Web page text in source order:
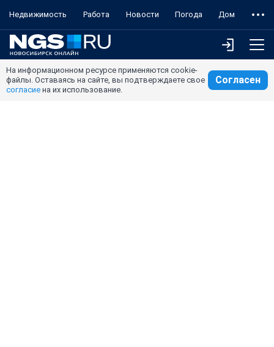
Недвижимость Работа Новости Погода Дом
На информационном ресурсе применяются cookie-
файлы. Оставаясь на сайте, вы подтверждаете свое
согласие на их использование.
Согласен